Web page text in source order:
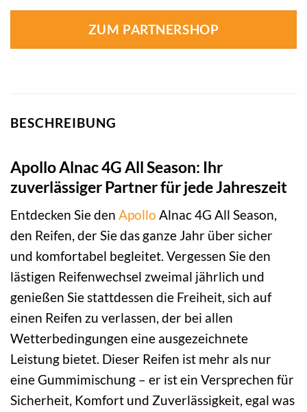
ZUM PARTNERSHOP
BESCHREIBUNG
Apollo Alnac 4G All Season: Ihr
zuverlässiger Partner für jede Jahreszeit
Entdecken Sie den Apollo Alnac 4G All Season,
den Reifen, der Sie das ganze Jahr über sicher
und komfortabel begleitet. Vergessen Sie den
lästigen Reifenwechsel zweimal jährlich und
genießen Sie stattdessen die Freiheit, sich auf
einen Reifen zu verlassen, der bei allen
Wetterbedingungen eine ausgezeichnete
Leistung bietet. Dieser Reifen ist mehr als nur
eine Gummimischung – er ist ein Versprechen für
Sicherheit, Komfort und Zuverlässigkeit, egal was